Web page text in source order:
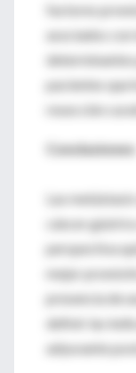
factores
asociados
pacientes que
resección
Conclusiones:
Las
cáncer
perspectiva
mejor
presencia de
definir las
adyuvante